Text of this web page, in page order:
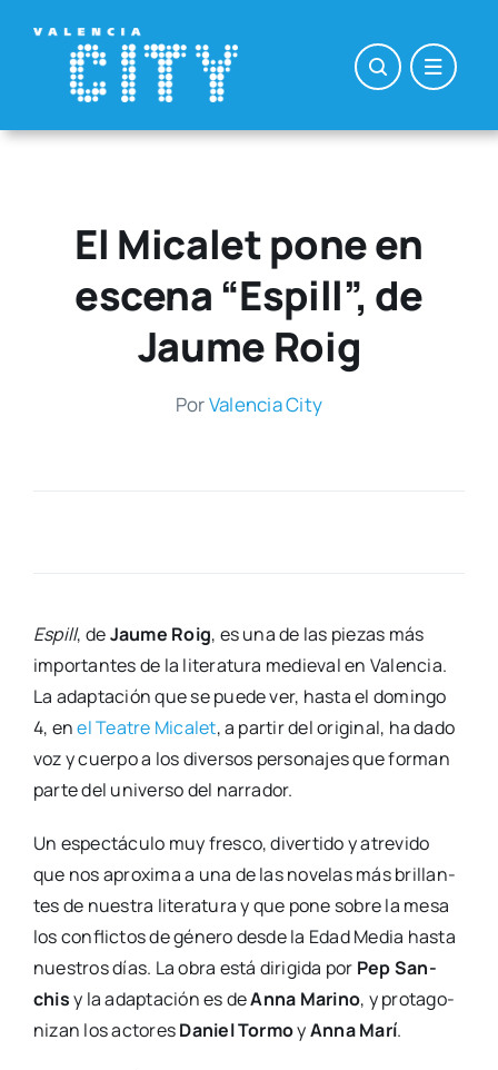
contenido
El Micalet pone en
escena “Espill”, de
Jaume Roig
PorValen­cia City
Espill, deJau­me Roig, es una de las pie­zas más
impor­tan­tes de la lite­ra­tu­ra medie­val en Valen­cia.
La adap­ta­ción que se pue­de ver, has­ta el domin­go
4, enel Tea­tre Mica­let, a par­tir del ori­gi­nal, ha dado
voz y cuer­po a los diver­sos per­so­na­jes que for­man
par­te del uni­ver­so del narra­dor.
Un espec­tácu­lo muy fres­co, diver­ti­do y atre­vi­do
que nos apro­xi­ma a una de las nove­las más bri­llan­
tes de nues­tra lite­ra­tu­ra y que pone sobre la mesa
los con­flic­tos de géne­ro des­de la Edad Media has­ta
nues­tros días. La obra está diri­gi­da por Pep San­
chisy la adap­ta­ción es deAnna Marino, y pro­ta­go­
ni­zan los acto­resDaniel Tor­moyAnna Marí.